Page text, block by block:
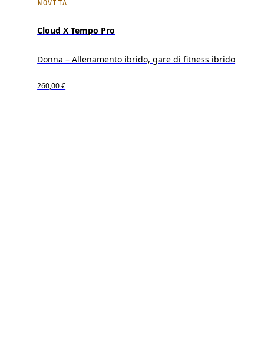
NOVITÀ
Cloud X Tempo Pro
Donna – Allenamento ibrido, gare di fitness ibrido
260,00 €